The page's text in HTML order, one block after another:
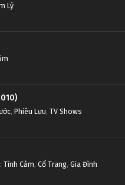
Lý
, Phiêu Lưu, TV Shows
: Tình Cảm, Cổ Trang, Gia Đình